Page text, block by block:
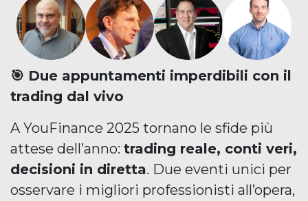
🎯 Due appuntamenti imperdibili con il
trading dal vivo
A YouFinance 2025 tornano le sfide più
attese dell’anno: trading reale, conti veri,
decisioni in diretta. Due eventi unici per
osservare i migliori professionisti all’opera,